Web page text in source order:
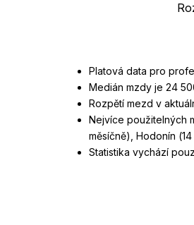
Platová data pro
Medián mzdy je 24
Rozpětí mezd v
Nejvíce použitelných
měsíčně), Hodonín
Statistika vychází